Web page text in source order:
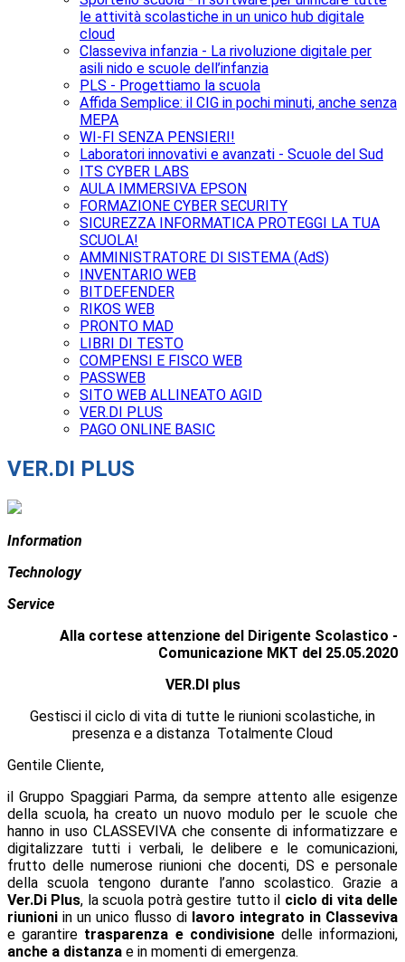
le attività scolastiche in un unico hub digitale
cloud
Classeviva infanzia - La rivoluzione digitale per
asili nido e scuole dell’infanzia
PLS - Progettiamo la scuola
Affida Semplice: il CIG in pochi minuti, anche senza
MEPA
WI-FI SENZA PENSIERI!
Laboratori innovativi e avanzati - Scuole del Sud
ITS CYBER LABS
AULA IMMERSIVA EPSON
FORMAZIONE CYBER SECURITY
SICUREZZA INFORMATICA PROTEGGI LA TUA
SCUOLA!
AMMINISTRATORE DI SISTEMA (AdS)
INVENTARIO WEB
BITDEFENDER
RIKOS WEB
PRONTO MAD
LIBRI DI TESTO
COMPENSI E FISCO WEB
PASSWEB
SITO WEB ALLINEATO AGID
VER.DI PLUS
PAGO ONLINE BASIC
VER.DI PLUS
Information
Technology
Service
Alla cortese attenzione del Dirigente Scolastico -
Comunicazione MKT del 25.05.2020
VER.DI plus
Gestisci il ciclo di vita di tutte le riunioni scolastiche, in
presenza e a distanza Totalmente Cloud
Gentile Cliente,
il Gruppo Spaggiari Parma, da sempre attento alle esigenze
della scuola, ha creato un nuovo modulo per le scuole che
hanno in uso CLASSEVIVA che consente di informatizzare e
digitalizzare tutti i verbali, le delibere e le comunicazioni,
frutto delle numerose riunioni che docenti, DS e personale
della scuola tengono durante l’anno scolastico. Grazie a
Ver.Di Plus, la scuola potrà gestire tutto il ciclo di vita delle
riunioni in un unico flusso di lavoro integrato in Classeviva
e garantire trasparenza e condivisione delle informazioni,
anche a distanza e in momenti di emergenza.